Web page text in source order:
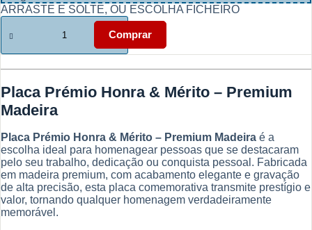
ARRASTE E SOLTE, OU ESCOLHA FICHEIRO
Quantidade
de
&
Mérito
Placa
Prémio
–
Premium
Carimbos.net
Comprar
Placa Prémio Honra & Mérito – Premium
Madeira
Placa Prémio Honra & Mérito – Premium Madeira é a
escolha ideal para homenagear pessoas que se destacaram
pelo seu trabalho, dedicação ou conquista pessoal. Fabricada
em madeira premium, com acabamento elegante e gravação
de alta precisão, esta placa comemorativa transmite prestígio e
valor, tornando qualquer homenagem verdadeiramente
memorável.